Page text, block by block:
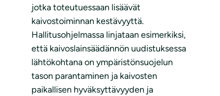
jotka toteutuessaan lisäävät
kaivostoiminnan kestävyyttä.
Hallitusohjelmassa linjataan esimerkiksi,
että kaivoslainsäädännön uudistuksessa
lähtökohtana on ympäristönsuojelun
tason parantaminen ja kaivosten
paikallisen hyväksyttävyyden ja